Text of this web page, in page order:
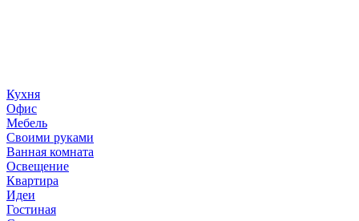
Кухня
Офис
Мебель
Своими руками
Ванная комната
Освещение
Квартира
Идеи
Гостиная